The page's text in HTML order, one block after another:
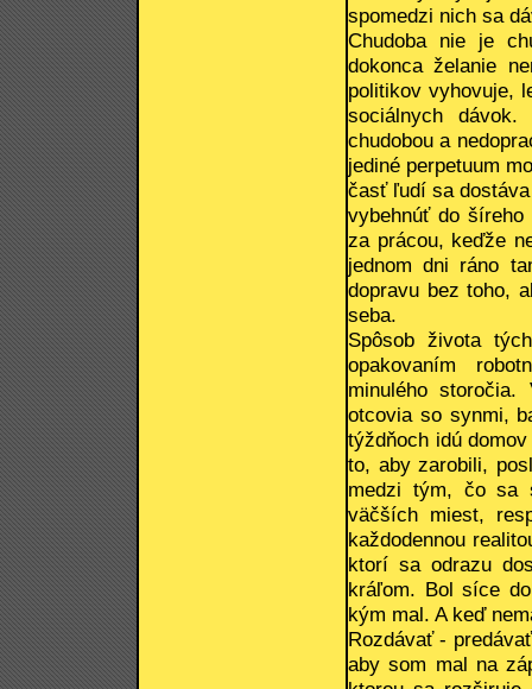
spomedzi nich sa
Chudoba nie je
dokonca želanie
politikov vyhovuje,
sociálnych
chudobou a
jediné perpetuum
časť ľudí sa
vybehnúť do
za prácou, keďže
jednom dni ráno
dopravu bez toho,
seba.
Spôsob života
opakovaním
minulého
otcovia so synmi,
týždňoch idú
to, aby zarobili,
medzi tým, čo sa
väčších miest,
každodennou
ktorí sa odrazu
kráľom. Bol síce
kým mal. A keď
Rozdávať -
aby som mal na